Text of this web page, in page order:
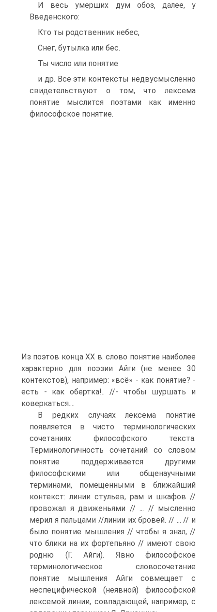
И весь умерших дум обоз, далее, у
Введенского:
Кто ты родственник небес,
Снег, бутылка или бес.
Ты число или понятие
и др. Все эти контексты недвусмысленно
свидетельствуют о том, что лексема
понятие мыслится поэтами как именно
философское понятие.
Из поэтов конца XX в. слово понятие наиболее
характерно для поэзии Айги (не менее 30
контекстов), например: «всё» - как понятие? -
есть - как обертка!.. //- чтобы шуршать и
коверкаться....
В редких случаях лексема понятие
появляется в чисто терминологических
сочетаниях философского текста.
Терминологичность сочетаний со словом
понятие поддерживается другими
философскими или общенаучными
терминами, помещенными в ближайший
контекст: линии стульев, рам и шкафов //
провожал я движеньями // ... // мысленно
мерил я пальцами //линии их бровей. // ... // и
было понятие мышления // чтобы я знал, //
что блики на их фортепьяно // имеют свою
родню (Г. Айги). Явно философское
терминологическое словосочетание
понятие мышления Айги совмещает с
неспецифической (неявной) философской
лексемой линии, совпадающей, например, с